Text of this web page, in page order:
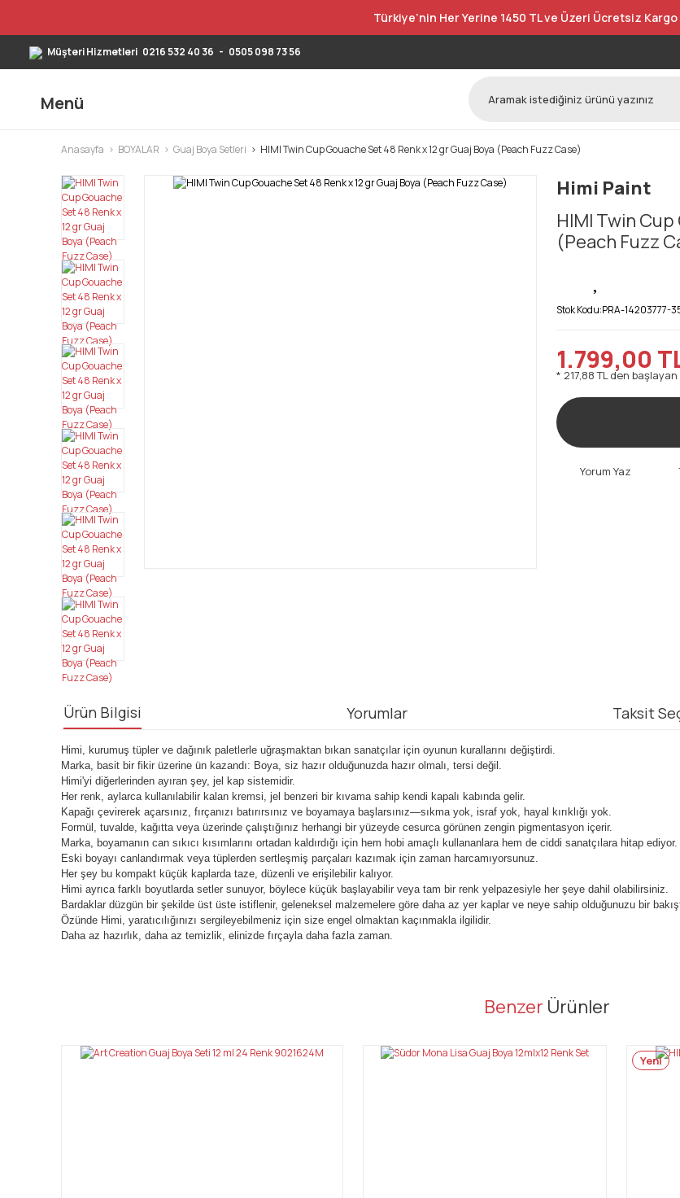
Türkiye’nin Her Yerine 1450 TL ve Üzeri Ücretsiz Kargo
Müşteri Hizmetleri 0216 532 40 36 - 0505 098 73 56
Menü
Anasayfa BOYALAR Guaj Boya Setleri HIMI Twin Cup Gouache Set 48 Renk x 12 gr Guaj Boya (Peach Fuzz Case)
Himi Paint
HIMI Twin Cup
(Peach Fuzz
Stok Kodu:PRA-14203777-
1.799,00
* 217,88 TL den
Yorum Yaz
Ürün Bilgisi Yorumlar Taksit
Himi, kurumuş tüpler ve dağınık paletlerle uğraşmaktan bıkan sanatçılar için oyunun kurallarını değiştirdi.
Marka, basit bir fikir üzerine ün kazandı: Boya, siz hazır olduğunuzda hazır olmalı, tersi değil.
Himi'yi diğerlerinden ayıran şey, jel kap sistemidir.
Her renk, aylarca kullanılabilir kalan kremsi, jel benzeri bir kıvama sahip kendi kapalı kabında gelir.
Kapağı çevirerek açarsınız, fırçanızı batırırsınız ve boyamaya başlarsınız—sıkma yok, israf yok, hayal kırıklığı yok.
Formül, tuvalde, kağıtta veya üzerinde çalıştığınız herhangi bir yüzeyde cesurca görünen zengin pigmentasyon içerir.
Marka, boyamanın can sıkıcı kısımlarını ortadan kaldırdığı için hem hobi amaçlı kullananlara hem de ciddi sanatçılara hitap ediyor.
Eski boyayı canlandırmak veya tüplerden sertleşmiş parçaları kazımak için zaman harcamıyorsunuz.
Her şey bu kompakt küçük kaplarda taze, düzenli ve erişilebilir kalıyor.
Himi ayrıca farklı boyutlarda setler sunuyor, böylece küçük başlayabilir veya tam bir renk yelpazesiyle her şeye dahil olabilirsiniz.
Bardaklar düzgün bir şekilde üst üste istiflenir, geleneksel malzemelere göre daha az yer kaplar ve neye sahip olduğunuzu bir
Özünde Himi, yaratıcılığınızı sergileyebilmeniz için size engel olmaktan kaçınmakla ilgilidir.
Daha az hazırlık, daha az temizlik, elinizde fırçayla daha fazla zaman.
Bu ürünün fiyat bilgisi, resim, ürün açıklamalarında ve diğer konularda yetersiz gördüğünüz noktaları öneri formunu
Ürün resmi kalitesiz, bozuk veya görüntülenemiyor.
Benzer Ürünler
Yeni